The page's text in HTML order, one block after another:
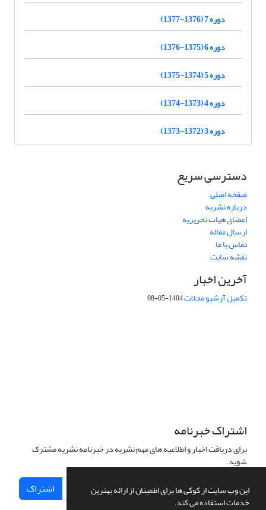
این وب سایت از کوکی ها برای اطمینان از ارائه بهترین
خدمات استفاده می کند.
دوره 7 (1376-1377)
دوره 6 (1375-1376)
دوره 5 (1374-1375)
دوره 4 (1373-1374)
دوره 3 (1372-1373)
دسترسی سریع
صفحه اصلی
درباره نشریه
اعضای هیات تحریریه
ارسال مقاله
تماس با ما
نقشه سایت
آخرین اخبار
تکمیل آرشیو مجلات1404-05-08
اشتراک خبرنامه
برای دریافت اخبار و اطلاعیه های مهم نشریه در خبرنامه نشریه مشترک
شوید.
اشتراک